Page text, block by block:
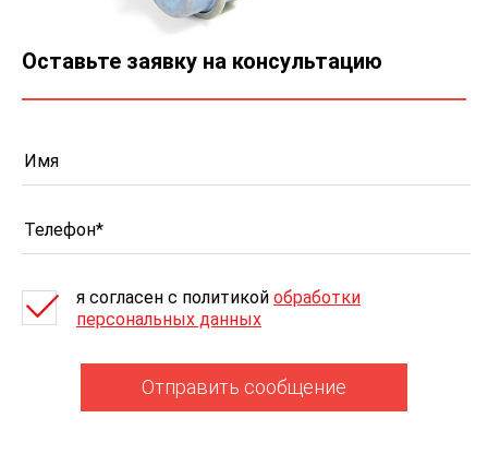
Оставьте заявку на консультацию
я согласен c политикой обработки
персональных данных
Отправить сообщение